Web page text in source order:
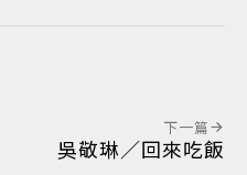
下一篇
吳敬琳／回來吃飯